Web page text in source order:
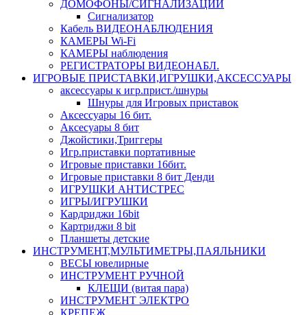
ДОМОФОНЫ/СИГНАЛИЗАЦИИ
Сигнализатор
Кабель ВИДЕОНАБЛЮДЕНИЯ
КАМЕРЫ Wi-Fi
КАМЕРЫ наблюдения
РЕГИСТРАТОРЫ ВИДЕОНАБЛ.
ИГРОВЫЕ ПРИСТАВКИ,ИГРУШКИ,АКСЕССУАРЫ
аксесcуары к игр.прист./шнуры
Шнуры для Игровых приставок
Аксессуары 16 бит.
Аксесуары 8 бит
Джойстики,Триггеры
Игр.приставки портативные
Игровые приставки 16бит.
Игровые приставки 8 бит Денди
ИГРУШКИ АНТИСТРЕС
ИГРЫ/ИГРУШКИ
Кардриджи 16bit
Картриджи 8 bit
Планшеты детские
ИНСТРУМЕНТ,МУЛЬТИМЕТРЫ,ПАЯЛЬНИКИ
ВЕСЫ ювелирные
ИНСТРУМЕНТ РУЧНОЙ
КЛЕЩИ (витая пара)
ИНСТРУМЕНТ ЭЛЕКТРО
КРЕПЕЖ